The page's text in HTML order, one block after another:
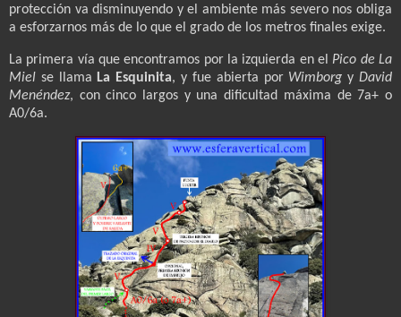
protección va disminuyendo y el ambiente más severo nos obliga
a esforzarnos más de lo que el grado de los metros finales exige.
La primera vía que encontramos por la izquierda en el Pico de La
Miel se llama La Esquinita, y fue abierta por WimborgyDavid
Menéndez, con cinco largos y una dificultad máxima de 7a+ o
A0/6a.